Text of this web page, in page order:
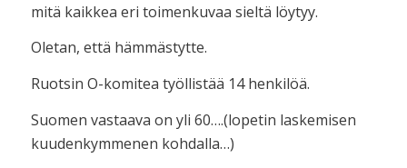
mitä kaikkea eri toimenkuvaa sieltä löytyy.
Oletan, että hämmästytte.
Ruotsin O-komitea työllistää 14 henkilöä.
Suomen vastaava on yli 60….(lopetin laskemisen
kuudenkymmenen kohdalla…)